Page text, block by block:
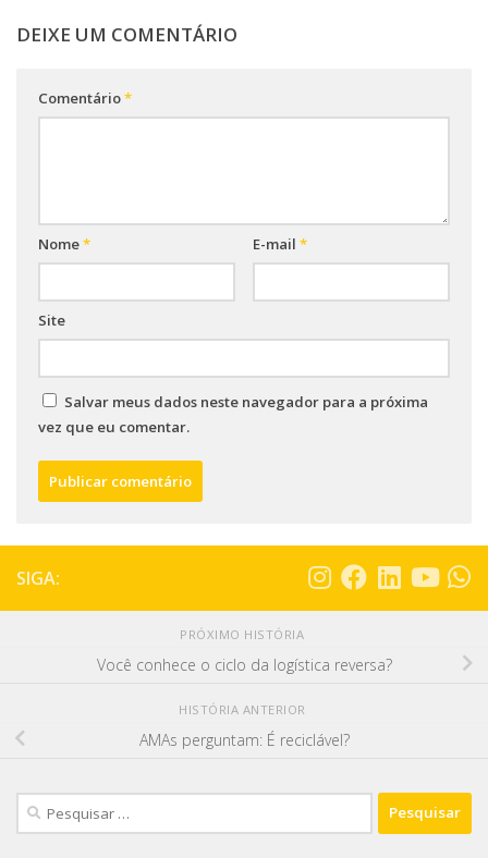
DEIXE UM COMENTÁRIO
Comentário*
Nome* E-mail *
Site
Salvar meus dados neste navegador para a próxima
vez que eu comentar.
SIGA:
PRÓXIMO HISTÓRIA
Você conhece o ciclo da logística reversa?
HISTÓRIA ANTERIOR
AMAs perguntam: É reciclável?